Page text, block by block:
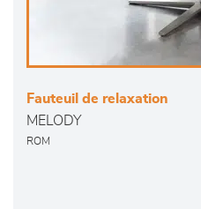
Fauteuil de relaxation
MELODY
ROM